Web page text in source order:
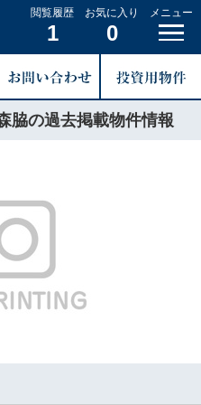
閲覧履歴
1
お気に入り
0
メニュー
脇の過去掲載物件情報